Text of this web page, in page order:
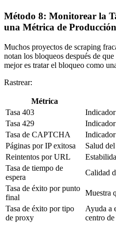
Método 8: Monitorear la
una Métrica de Producción
Muchos proyectos de scraping
notan los bloqueos después de
mejor es tratar el bloqueo como
Rastrear:
Métrica
Tasa 403
Tasa 429
Tasa de CAPTCHA
Indicador
Páginas por IP exitosa
Salud
Reintentos por URL
Tasa de tiempo de
espera
Calidad
Tasa de éxito por punto
final
Muestra
Tasa de éxito por tipo
de proxy
Ayuda a
centro de